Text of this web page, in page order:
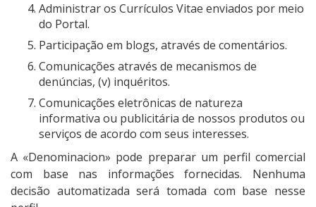
Administrar os Currículos Vitae enviados por meio
do Portal.
Participação em blogs, através de comentários.
Comunicações através de mecanismos de
denúncias, (v) inquéritos.
Comunicações eletrônicas de natureza
informativa ou publicitária de nossos produtos ou
serviços de acordo com seus interesses.
A «Denominacion» pode preparar um perfil comercial
com base nas informações fornecidas. Nenhuma
decisão automatizada será tomada com base nesse